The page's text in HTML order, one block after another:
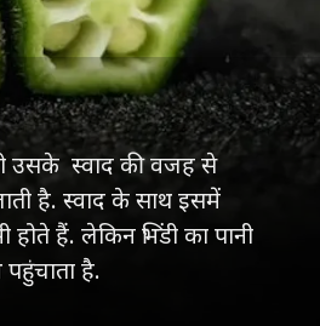
उसके स्वाद की वजह से
है. स्वाद के साथ इसमें
हैं. लेकिन भिंडी का पानी
है.